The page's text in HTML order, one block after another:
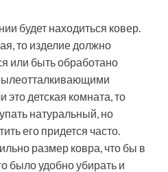
будет находиться ковер.
то изделие должно
или быть обработано
это детская комната, то
натуральный, но
его придется часто.
размер ковра, что бы в
было удобно убирать и